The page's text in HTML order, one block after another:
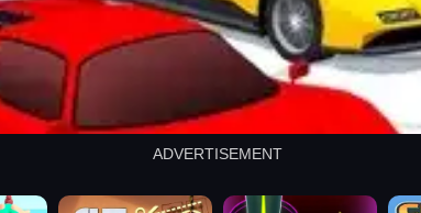
ADVERTISEMENT
cut the rope neon tower